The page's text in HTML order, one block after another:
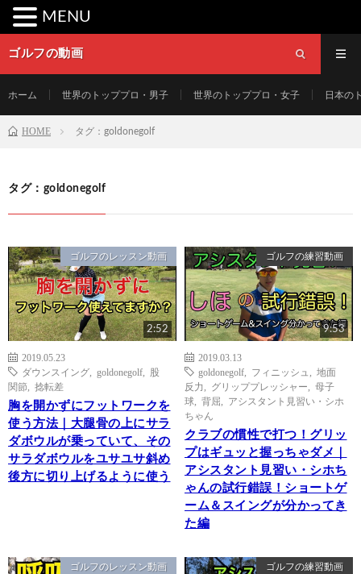
ゴルフの動画
ホーム 世界のトッププロ・男子 世界のトッププロ・女子 日本の
HOME タグ：goldonegolf
タグ：goldonegolf
ゴルフのレッスン動画
2:52
2019.05.23
ダウンスイング
goldonegolf
股
関節
捻転差
胸を開かずにフットワークを
使う方法｜大腿骨の上にサラ
ダボウルが乗っていて、その
サラダボウルをユサユサ斜め
後方に切り上げるように使う
ゴルフの練習動画
9:53
2019.03.13
goldonegolf
フィニッシュ
地面
反力
グリッププレッシャー
母子
球
背屈
アシスタント見習い・シホ
ちゃん
クラブの慣性で打つ！グリッ
プはギュッと握っちゃダメ｜
アシスタント見習い・シホち
ゃんの試行錯誤！ショートゲ
ーム＆スイングが分かってき
た編
ゴルフのレッスン動画 ゴルフの練習動画
MENU